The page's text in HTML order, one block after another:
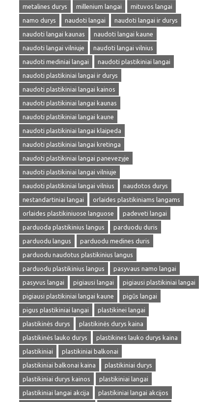
metalines durys
millenium langai
mituvos langai
namo durys
naudoti langai
naudoti langai ir durys
naudoti langai kaunas
naudoti langai kaune
naudoti langai vilniuje
naudoti langai vilnius
naudoti mediniai langai
naudoti plastikiniai langai
naudoti plastikiniai langai ir durys
naudoti plastikiniai langai kainos
naudoti plastikiniai langai kaunas
naudoti plastikiniai langai kaune
naudoti plastikiniai langai klaipeda
naudoti plastikiniai langai kretinga
naudoti plastikiniai langai panevezyje
naudoti plastikiniai langai vilniuje
naudoti plastikiniai langai vilnius
naudotos durys
nestandartiniai langai
orlaides plastikiniams langams
orlaides plastikiniuose languose
padeveti langai
parduoda plastikinius langus
parduodu duris
parduodu langus
parduodu medines duris
parduodu naudotus plastikinius langus
parduodu plastikinius langus
pasyvaus namo langai
pasyvus langai
pigiausi langai
pigiausi plastikiniai langai
pigiausi plastikiniai langai kaune
pigūs langai
pigus plastikiniai langai
plastikinei langai
plastikinės durys
plastikinės durys kaina
plastikinės lauko durys
plastikines lauko durys kaina
plastikiniai
plastikiniai balkonai
plastikiniai balkonai kaina
plastikiniai durys
plastikiniai durys kainos
plastikiniai langai
plastikiniai langai akcija
plastikiniai langai akcijos